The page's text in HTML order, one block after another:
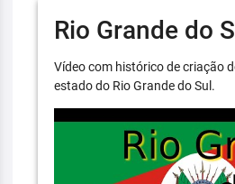
Rio Grande do
Vídeo com histórico de criação
estado do Rio Grande do Sul.